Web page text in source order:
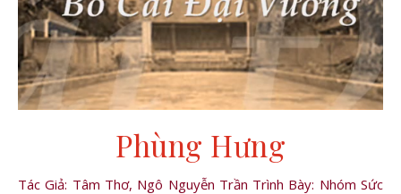
Phùng Hưng
Tác Giả: Tâm Thơ, Ngô Nguyễn Trần Trình Bày: Nhóm Sức